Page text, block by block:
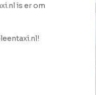
is er om